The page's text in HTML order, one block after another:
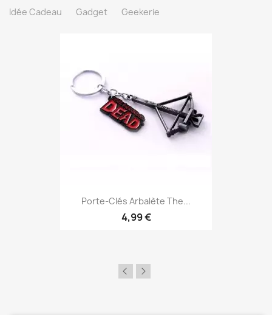
Idée Cadeau
Gadget Geekerie
Aperçu rapide
Porte-Clés Arbalète The...
4,99 €